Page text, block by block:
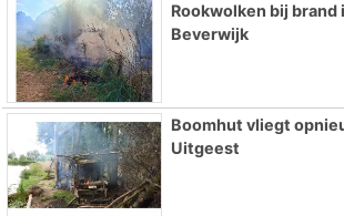
Rookwolken bij
Beverwijk
Boomhut vliegt
Uitgeest